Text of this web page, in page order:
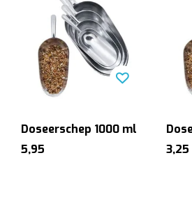
Doseerschep 1000 ml
5,95
3,25